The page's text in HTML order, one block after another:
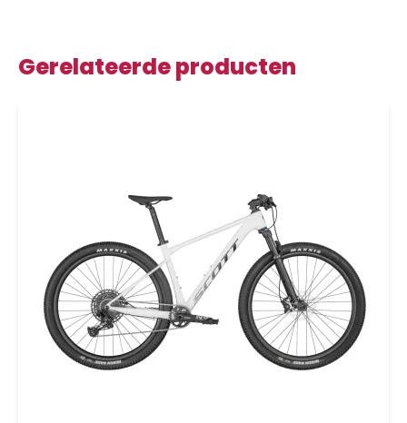
Gerelateerde producten